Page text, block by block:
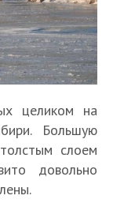
целиком на
Большую
слоем
довольно